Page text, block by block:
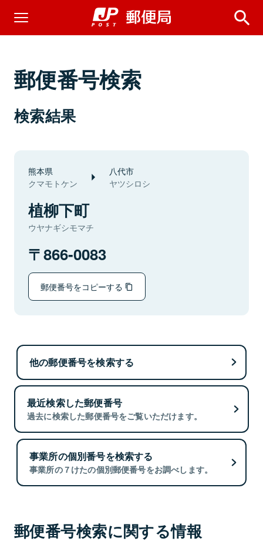
郵便番号検索
検索結果
熊本県
クマモトケン
八代市
ヤツシロシ
植柳下町
ウヤナギシモマチ
866-0083
郵便番号をコピーする
他の郵便番号を検索する
最近検索した郵便番号
過去に検索した郵便番号をご覧いただけます。
事業所の個別番号を検索する
事業所の７けたの個別郵便番号をお調べします。
郵便番号検索に関する情報